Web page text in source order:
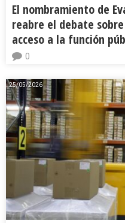
El nombramiento de
reabre el debate
acceso a la función
0
25/05/2026